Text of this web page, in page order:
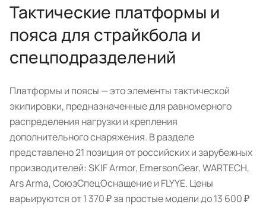
Тактические платформы и
пояса для страйкбола и
спецподразделений
Платформы и поясы — это элементы тактической
экипировки, предназначенные для равномерного
распределения нагрузки и крепления
дополнительного снаряжения. В разделе
представлено 21 позиция от российских и зарубежных
производителей: SKIF Armor, EmersonGear, WARTECH,
Ars Arma, СоюзСпецОснащение и FLYYE. Цены
варьируются от 1 370 ₽ за простые модели до 13 600 ₽